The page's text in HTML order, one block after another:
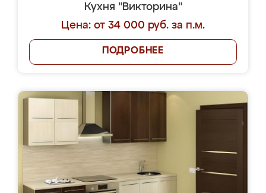
Кухня "Викторина"
Цена: от 34 000 руб. за п.м.
ПОДРОБНЕЕ